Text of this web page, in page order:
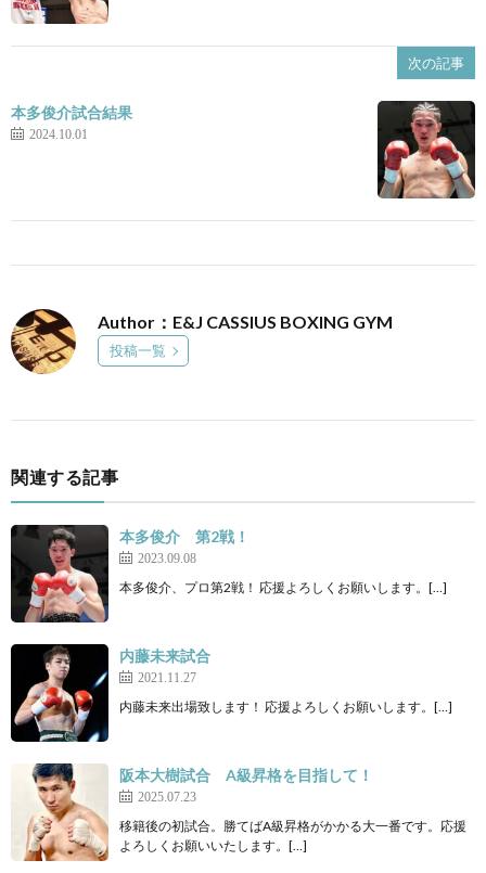
次の記事
本多俊介試合結果
2024.10.01
Author：E&J CASSIUS BOXING GYM
投稿一覧
関連する記事
本多俊介 第2戦！
2023.09.08
本多俊介、プロ第2戦！ 応援よろしくお願いします。[…]
内藤未来試合
2021.11.27
内藤未来出場致します！ 応援よろしくお願いします。[…]
阪本大樹試合 A級昇格を目指して！
2025.07.23
移籍後の初試合。勝てばA級昇格がかかる大一番です。応援
よろしくお願いいたします。[…]